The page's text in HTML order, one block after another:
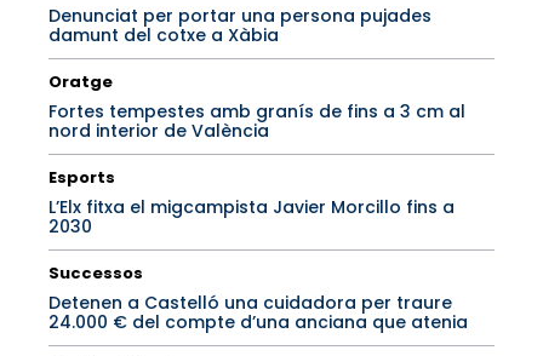
Denunciat per portar una persona pujades
damunt del cotxe a Xàbia
Oratge
Fortes tempestes amb granís de fins a 3 cm al
nord interior de València
Esports
L’Elx fitxa el migcampista Javier Morcillo fins a
2030
Successos
Detenen a Castelló una cuidadora per traure
24.000 € del compte d’una anciana que atenia